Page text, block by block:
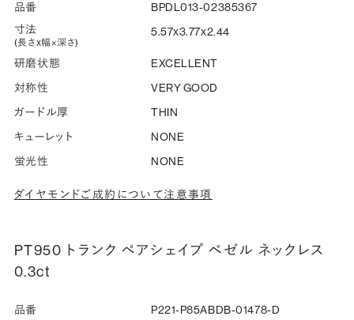
品番
BPDL013-02385367
寸法
(長さx幅×深さ)
5.57x3.77x2.44
研磨状態
EXCELLENT
対称性
VERY GOOD
ガードル厚
THIN
キューレット
NONE
蛍光性
NONE
ダイヤモンドご成約について注意事項
PT950 トランク ペアシェイプ ベゼル ネックレス
0.3ct
品番
P221-P85ABDB-01478-D